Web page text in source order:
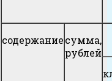
содержаниесумма,
рублей